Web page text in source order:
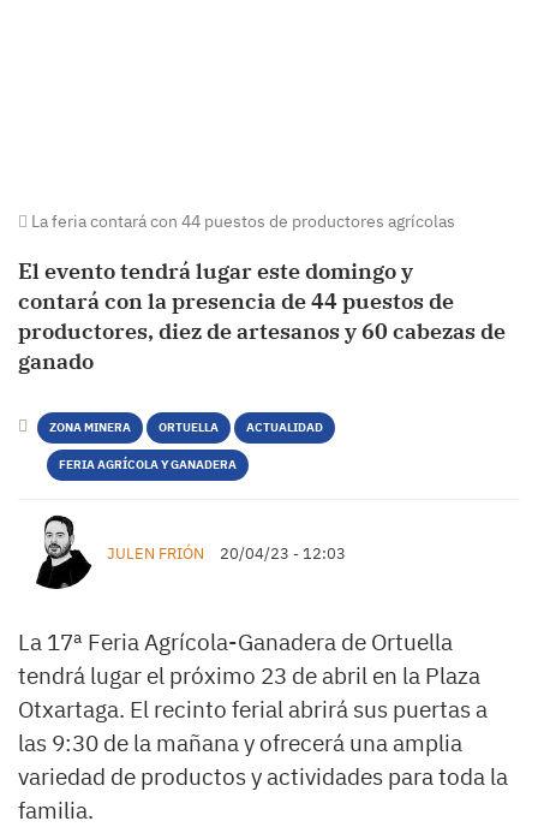
La feria contará con 44 puestos de productores agrícolas
El evento tendrá lugar este domingo y
contará con la presencia de 44 puestos de
productores, diez de artesanos y 60 cabezas de
ganado
ZONA MINERA ORTUELLA ACTUALIDAD
FERIA AGRÍCOLA Y GANADERA
JULEN FRIÓN 20/04/23 - 12:03
La 17ª Feria Agrícola-Ganadera de Ortuella
tendrá lugar el próximo 23 de abril en la Plaza
Otxartaga. El recinto ferial abrirá sus puertas a
las 9:30 de la mañana y ofrecerá una amplia
variedad de productos y actividades para toda la
familia.